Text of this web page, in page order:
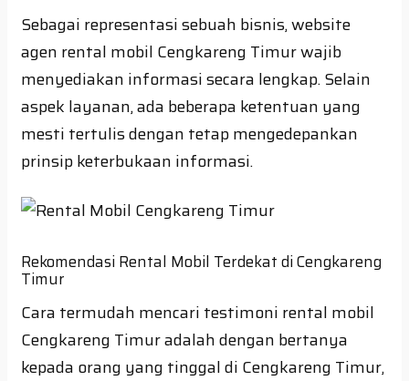
Sebagai representasi sebuah bisnis, website
agen rental mobil Cengkareng Timur wajib
menyediakan informasi secara lengkap. Selain
aspek layanan, ada beberapa ketentuan yang
mesti tertulis dengan tetap mengedepankan
prinsip keterbukaan informasi.
Rekomendasi Rental Mobil Terdekat di Cengkareng
Timur
Cara termudah mencari testimoni rental mobil
Cengkareng Timur adalah dengan bertanya
kepada orang yang tinggal di Cengkareng Timur,